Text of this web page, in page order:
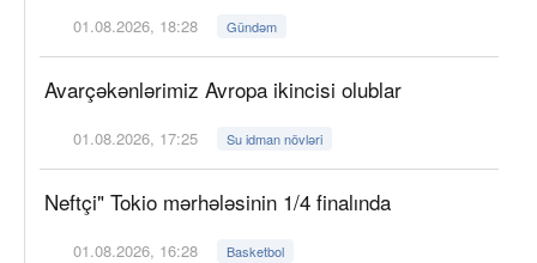
01.08.2026, 18:28 Gündəm
Avarçəkənlərimiz Avropa ikincisi olublar
01.08.2026, 17:25 Su idman növləri
Neftçi" Tokio mərhələsinin 1/4 finalında
01.08.2026, 16:28 Basketbol